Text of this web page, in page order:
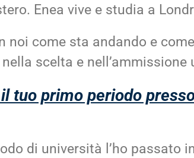
Enea vive e studia a
noi come sta andando e
scelta e nell’ammissione
tuo primo periodo
di università l’ho passato